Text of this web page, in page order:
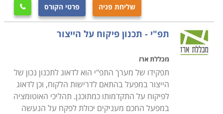
שליחת פניה פרטי הקורס 
תפ"י - תכנון פיקוח על הייצור
מכללת ארז
תפקידו של מערך התפ"י הוא לדאוג לתכנון נכון של
הייצור במפעל בהתאם לדרישות הלקוח, וכן לדאוג
לפיקוח על התקדמותו כמתוכנן. תהליכי האוטומציה
במפעל החכם מעניקים יכולת לפקח על הנעשה